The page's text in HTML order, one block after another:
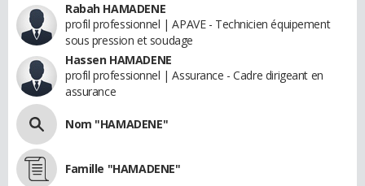
Rabah HAMADENE
profil professionnel | APAVE - Technicien équipement
sous pression et soudage
Hassen HAMADENE
profil professionnel | Assurance - Cadre dirigeant en
assurance
Nom "HAMADENE"
Famille "HAMADENE"